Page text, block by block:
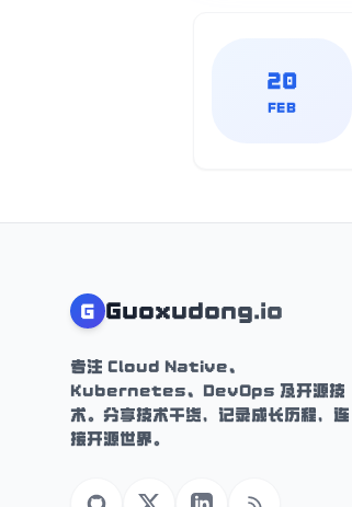
20
FEB
G Guoxudong.io
专注 Cloud Native、
Kubernetes、DevOps 及开源技
术。分享技术干货，记录成长历程，连
接开源世界。